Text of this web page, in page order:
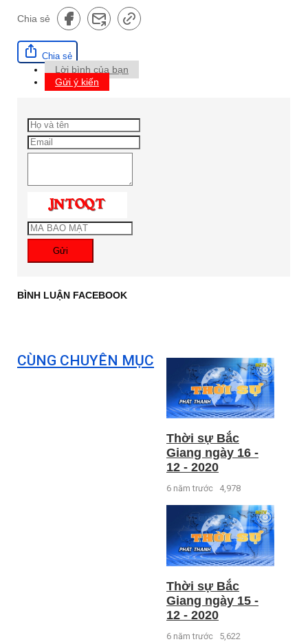
Chia sẻ
Chia sẻ
Lời bình của bạn
Gửi ý kiến
Gửi
BÌNH LUẬN FACEBOOK
CÙNG CHUYÊN MỤC
Thời sự Bắc
Giang ngày 16 -
12 - 2020
6 năm trước 4,978
Thời sự Bắc
Giang ngày 15 -
12 - 2020
6 năm trước 5,622